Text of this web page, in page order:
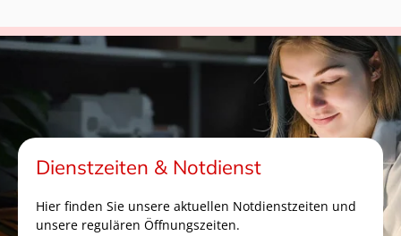
Dienstzeiten & Notdienst
Hier finden Sie unsere aktuellen Notdienstzeiten und
unsere regulären Öffnungszeiten.